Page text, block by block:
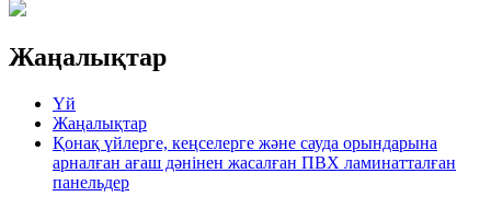
Жаңалықтар
Үй
Жаңалықтар
Қонақ үйлерге, кеңселерге және сауда орындарына
арналған ағаш дәнінен жасалған ПВХ ламинатталған
панельдер